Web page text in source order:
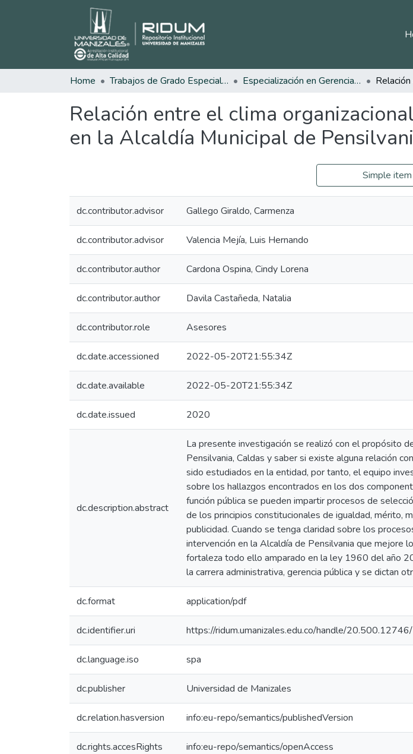
Home Trabajos de Grado Especializaciones Especialización en Gerencia del Talento Humano
Relación entre el clima
en la Alcaldía Municipal de
Simple
dc.contributor.advisor Gallego Giraldo, Carmenza
dc.contributor.advisor Valencia Mejía, Luis Hernando
dc.contributor.author Cardona Ospina, Cindy Lorena
dc.contributor.author Davila Castañeda, Natalia
dc.contributor.role Asesores
dc.date.accessioned 2022-05-20T21:55:34Z
dc.date.available 2022-05-20T21:55:34Z
dc.date.issued 2020
dc.description.abstract
La presente investigación se realizó con el propósito
Pensilvania, Caldas y saber si existe alguna relación
sido estudiados en la entidad, por tanto, el equipo
sobre los hallazgos encontrados en los dos
función pública se pueden impartir procesos de
de los principios constitucionales de igualdad, mérito,
publicidad. Cuando se tenga claridad sobre los
intervención en la Alcaldía de Pensilvania que mejore
fortaleza todo ello amparado en la ley 1960 del año
la carrera administrativa, gerencia pública y se dictan
dc.format application/pdf
dc.identifier.uri https://ridum.umanizales.edu.co/handle/
dc.language.iso spa
dc.publisher Universidad de Manizales
dc.relation.hasversion info:eu-repo/semantics/publishedVersion
dc.rights.accesRights info:eu-repo/semantics/openAccess